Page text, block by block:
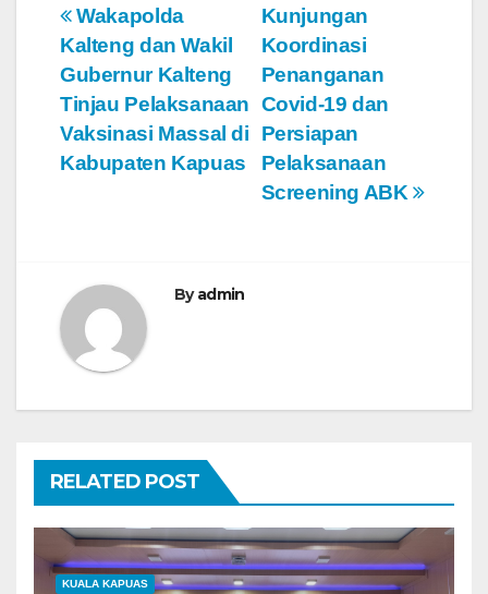
N
a
v
i
s
i
p
s
Kunjungan
Koordinasi
Penanganan
Covid-19 dan
Persiapan
Pelaksanaan
Screening ABK
Wakapolda
Kalteng dan Wakil
Gubernur Kalteng
Tinjau Pelaksanaan
Vaksinasi Massal di
Kabupaten Kapuas
Byadmin
RELATED POST
KUALA KAPUAS